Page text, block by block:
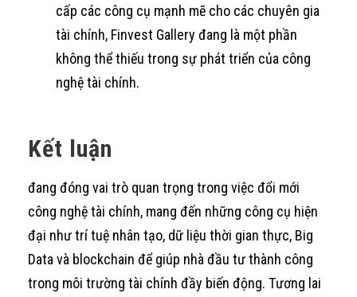
cấp các công cụ mạnh mẽ cho các chuyên gia
tài chính, Finvest Gallery đang là một phần
không thể thiếu trong sự phát triển của công
nghệ tài chính.
Kết luận
đang đóng vai trò quan trọng trong việc đổi mới
công nghệ tài chính, mang đến những công cụ hiện
đại như trí tuệ nhân tạo, dữ liệu thời gian thực, Big
Data và blockchain để giúp nhà đầu tư thành công
trong môi trường tài chính đầy biến động. Tương lai